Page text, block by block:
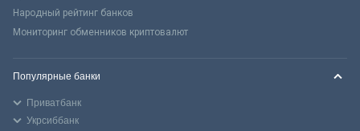
Народный рейтинг банков
Мониторинг обменников криптовалют
Популярные банки
Приватбанк
Укрсиббанк